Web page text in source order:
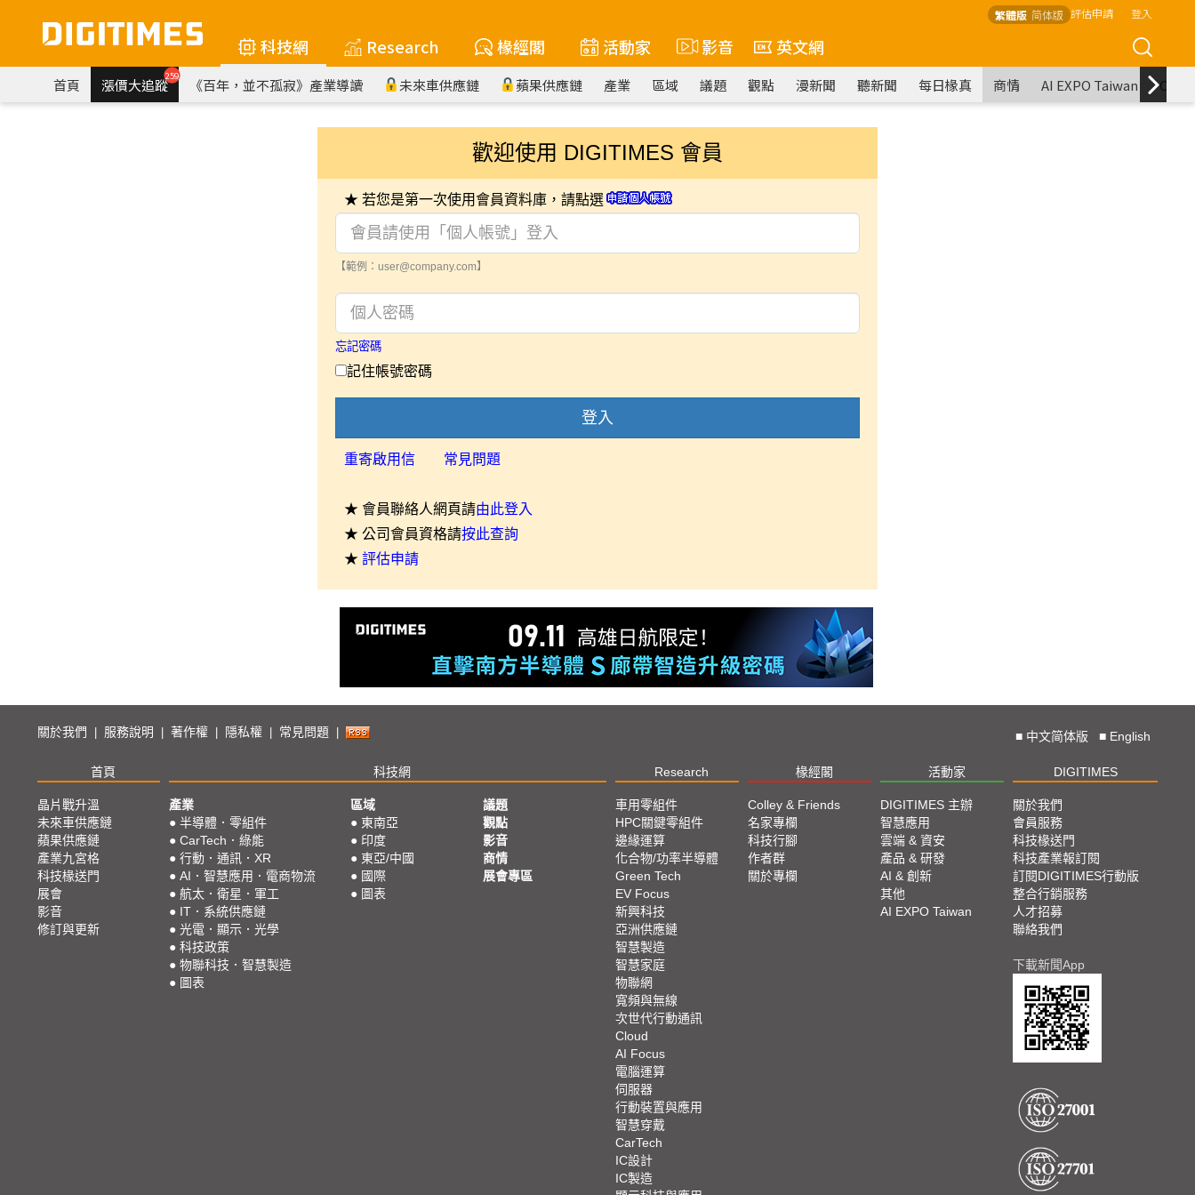
繁體版 简体版 評估申請 登入
科技網 Research 椽經閣 活動家 影音 英文網
首頁 漲價大追蹤259 《百年，並不孤寂》產業導讀 未來車供應鏈 蘋果供應鏈 產業 區域 議題 觀點 漫新聞 聽新聞 每日椽真 商情 AI EXPO Taiwan
歡迎使用 DIGITIMES 會員
★ 若您是第一次使用會員資料庫，請點選
【範例：user@company.com】
忘記密碼
記住帳號密碼
登入
重寄啟用信 常見問題
★ 會員聯絡人網頁請由此登入
★ 公司會員資格請按此查詢
★ 評估申請
關於我們 服務說明 著作權 隱私權 常見問題 ■ 中文简体版 ■ English
首頁 科技網 Research 椽經閣 活動家 DIGITIMES
晶片戰升溫
未來車供應鏈
蘋果供應鏈
產業九宮格
科技椽送門
展會
影音
修訂與更新
產業
● 半導體．零組件
● CarTech．綠能
● 行動．通訊．XR
● AI．智慧應用．電商物流
● 航太．衛星．軍工
● IT．系統供應鏈
● 光電．顯示．光學
● 科技政策
● 物聯科技．智慧製造
● 圖表
區域
● 東南亞
● 印度
● 東亞/中國
● 國際
● 圖表
議題
觀點
影音
商情
展會專區
車用零組件
HPC關鍵零組件
邊緣運算
化合物/功率半導體
Green Tech
EV Focus
新興科技
亞洲供應鏈
智慧製造
智慧家庭
物聯網
寬頻與無線
次世代行動通訊
Cloud
AI Focus
電腦運算
伺服器
行動裝置與應用
智慧穿戴
CarTech
IC設計
IC製造
Colley & Friends
名家專欄
科技行腳
作者群
關於專欄
DIGITIMES 主辦
智慧應用
雲端 & 資安
產品 & 研發
AI & 創新
其他
AI EXPO Taiwan
關於我們
會員服務
科技椽送門
科技產業報訂閱
訂閱DIGITIMES行動版
整合行銷服務
人才招募
聯絡我們
下載新聞App